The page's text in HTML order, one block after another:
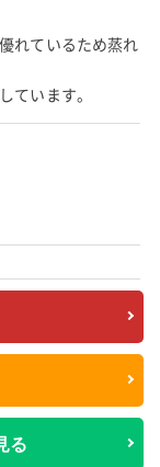
れているため蒸れ
ています。
る